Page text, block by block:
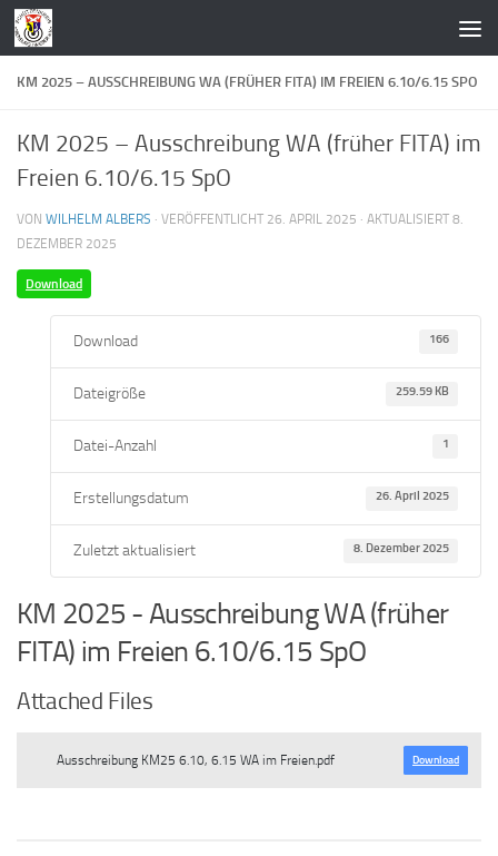
Zum Inhalt springen
KM 2025 – AUSSCHREIBUNG WA (FRÜHER FITA) IM FREIEN 6.10/6.15 SPO
KM 2025 – Ausschreibung WA (früher FITA) im
Freien 6.10/6.15 SpO
VON WILHELM ALBERS · VERÖFFENTLICHT 26. APRIL 2025 · AKTUALISIERT 8.
DEZEMBER 2025
Download
Download 166
Dateigröße 259.59 KB
Datei-Anzahl 1
Erstellungsdatum 26. April 2025
Zuletzt aktualisiert 8. Dezember 2025
KM 2025 - Ausschreibung WA (früher
FITA) im Freien 6.10/6.15 SpO
Attached Files
Ausschreibung KM25 6.10, 6.15 WA im Freien.pdf Download